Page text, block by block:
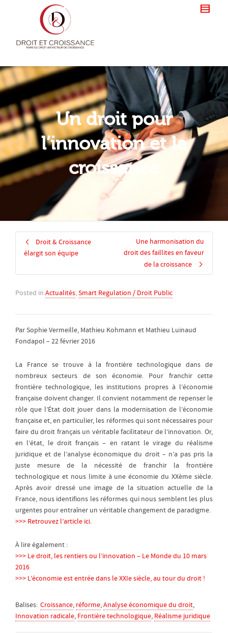
Un droit pour
l’innovation et la
croissance
Droit & Croissance
élargit son équipe
Une harmonisation du
droit des faillites en faveur
de la croissance
Posted in Actualités,Smart Regulation / Droit Public
Par Sophie Vermeille, Mathieu Kohmann et Mathieu Luinaud
Fondapol – 22 février 2016
La France se trouve à la frontière technologique dans de
nombreux secteurs de son économie. Pour franchir cette
frontière technologique, les institutions propres à l’économie
française doivent changer. Il convient notamment de repenser le
rôle que l’État doit jouer dans la modernisation de l’économie
française et, en particulier, les réformes qui sont nécessaires pour
faire du droit français un véritable facilitateur de l’innovation. Or,
en l’état, le droit français – en ratant le virage du réalisme
juridique et de l’analyse économique du droit – n’a pas pris la
juste mesure de la nécessité de franchir la frontière
technologique et nous limite à une économie du XXème siècle.
Après avoir dressé une image de la situation actuelle de la
France, nous identifions les réformes qui nous semblent les plus
urgentes pour entraîner un véritable changement de paradigme.
>>> Retrouvez l’article ici.
À lire également :
>>> Le droit, les rentiers ou l’innovation – Le Monde du 10 mars
2016
>>> L’économie est entrée dans le XXIe siècle, au tour du droit !
Balises: Croissance, réforme,Analyse économique du droit,
Innovation radicale, Frontière technologique, Réalisme juridique